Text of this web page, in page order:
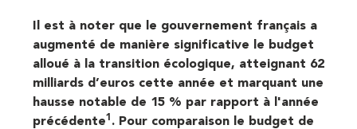
Il est à noter que le gouvernement français a
augmenté de manière significative le budget
alloué à la transition écologique, atteignant 62
milliards d’euros cette année et marquant une
hausse notable de 15 % par rapport à l'année
précédente1 . Pour comparaison le budget de